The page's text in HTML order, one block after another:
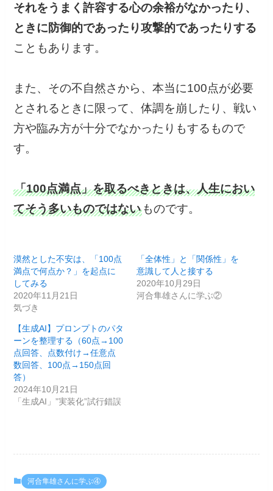
それをうまく許容する心の余裕がなかったり、
ときに防御的であったり攻撃的であったりする
こともあります。
また、その不自然さから、本当に100点が必要
とされるときに限って、体調を崩したり、戦い
方や臨み方が十分でなかったりもするもので
す。
「100点満点」を取るべきときは、人生におい
てそう多いものではない ものです。
漠然とした不安は、「100点
満点で何点か？」を起点に
してみる
2020年11月21日
気づき
「全体性」と「関係性」を
意識して人と接する
2020年10月29日
河合隼雄さんに学ぶ②
【生成AI】プロンプトのパタ
ーンを整理する（60点→100
点回答、点数付け→任意点
数回答、100点→150点回
答）
2024年10月21日
「生成AI」”実装化”試行錯誤
河合隼雄さんに学ぶ④